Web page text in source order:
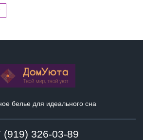
белье для идеального сна
(919) 326-03-89